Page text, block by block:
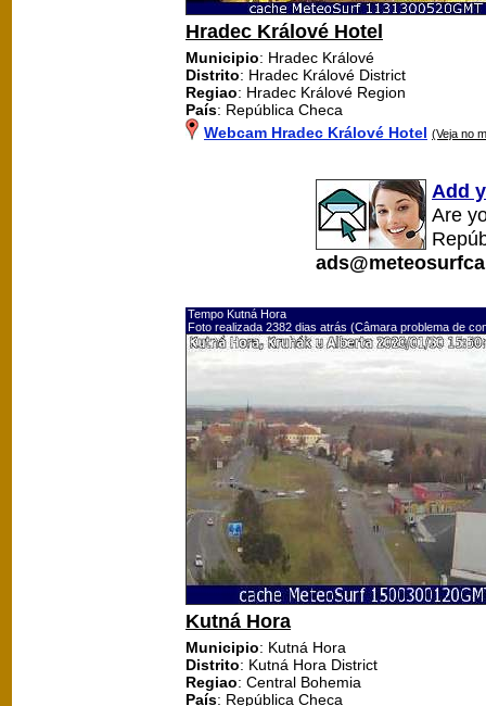
Hradec Králové Hotel
Municipio: Hradec Králové
Distrito: Hradec Králové District
Regiao: Hradec Králové Region
País: República Checa
Webcam Hradec Králové Hotel (Veja no
Add
Are
Tempo Kutná Hora
Foto realizada 2382 dias atrás (Câmara problema de
Kutná Hora
Municipio: Kutná Hora
Distrito: Kutná Hora District
Regiao: Central Bohemia
País: República Checa